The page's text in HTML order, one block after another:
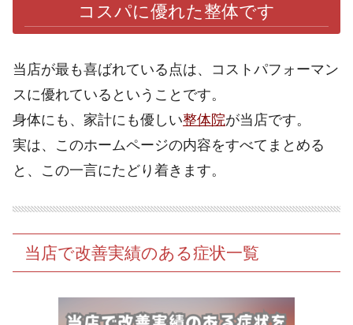
コスパに優れた整体です
当店が最も喜ばれている点は、コストパフォーマン
スに優れているということです。
身体にも、家計にも優しい整体院が当店です。
実は、このホームページの内容をすべてまとめる
と、この一言にたどり着きます。
当店で改善実績のある症状一覧